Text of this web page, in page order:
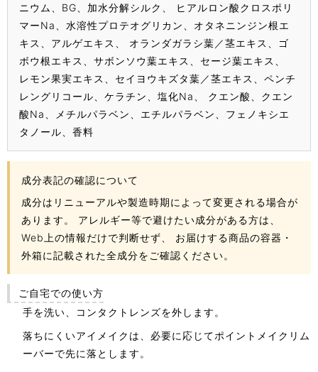
ニウム、BG、加水分解シルク、 ヒアルロン酸クロスポリ
マーNa、水溶性プロテオグリカン、オタネニンジン根エ
キス、アルゲエキス、 オランダガラシ葉／茎エキス、ゴ
ボウ根エキス、サボンソウ葉エキス、セージ葉エキス、
レモン果実エキス、セイヨウキズタ葉／茎エキス、ペンチ
レングリコール、ケラチン、塩化Na、 クエン酸、クエン
酸Na、メチルパラベン、エチルパラベン、フェノキシエ
タノール、香料
成分表記の確認について
成分はリニューアルや製造時期によって変更される場合が
あります。 アレルギー等で避けたい成分がある方は、
Web上の情報だけで判断せず、 お届けする商品の容器・
外箱に記載された全成分をご確認ください。
ご自宅での使い方
手を洗い、コンタクトレンズを外します。
落ちにくいアイメイクは、必要に応じてポイントメイクリム
ーバーで先に落とします。